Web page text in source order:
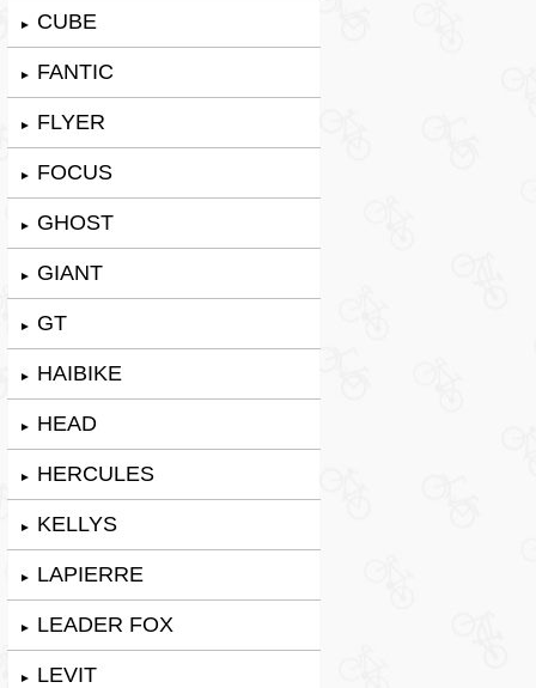
► CUBE
► FANTIC
► FLYER
► FOCUS
► GHOST
► GIANT
► GT
► HAIBIKE
► HEAD
► HERCULES
► KELLYS
► LAPIERRE
► LEADER FOX
► LEVIT